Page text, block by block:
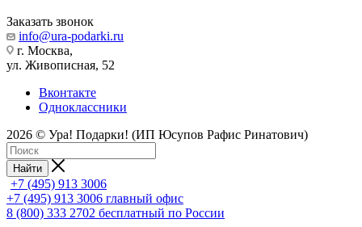
Заказать звонок
info@ura-podarki.ru
г. Москва,
ул. Живописная, 52
Вконтакте
Одноклассники
2026 © Ура! Подарки! (ИП Юсупов Рафис Ринатович)
Найти
+7 (495) 913 3006
+7 (495) 913 3006 главный офис
8 (800) 333 2702 бесплатный по России